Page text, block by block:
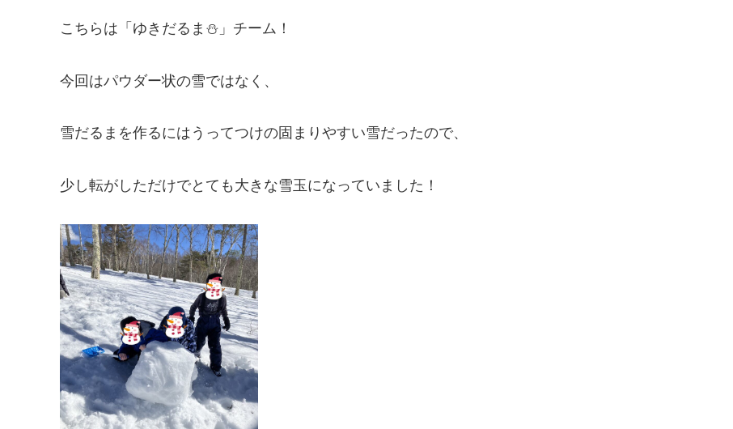
こちらは「ゆきだるま⛄」チーム！
今回はパウダー状の雪ではなく、
雪だるまを作るにはうってつけの固まりやすい雪だったので、
少し転がしただけでとても大きな雪玉になっていました！